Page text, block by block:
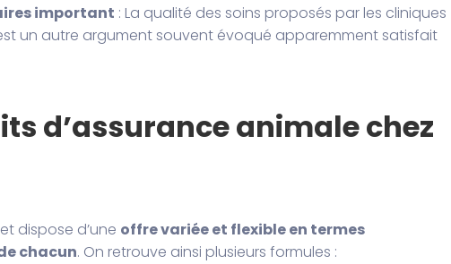
important : La qualité des soins proposés par les cliniques
un autre argument souvent évoqué apparemment satisfait
d’assurance animale chez
dispose d’une offre variée et flexible en termes
chacun. On retrouve ainsi plusieurs formules :